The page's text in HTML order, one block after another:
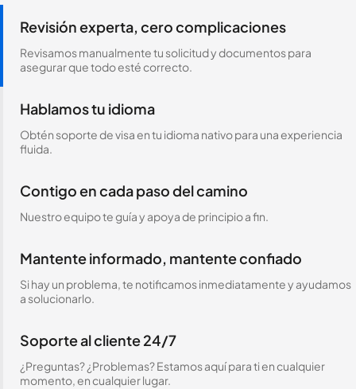
Revisión experta, cero complicaciones
Revisamos manualmente tu solicitud y documentos para
asegurar que todo esté correcto.
Hablamos tu idioma
Obtén soporte de visa en tu idioma nativo para una experiencia
fluida.
Contigo en cada paso del camino
Nuestro equipo te guía y apoya de principio a fin.
Mantente informado, mantente confiado
Si hay un problema, te notificamos inmediatamente y ayudamos
a solucionarlo.
Soporte al cliente 24/7
¿Preguntas? ¿Problemas? Estamos aquí para ti en cualquier
momento, en cualquier lugar.